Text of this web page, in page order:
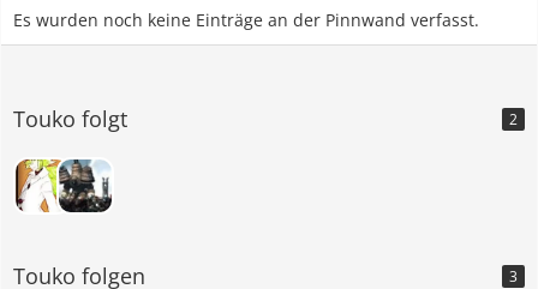
Es wurden noch keine Einträge an der Pinnwand verfasst.
Touko folgt 2
Touko folgen 3